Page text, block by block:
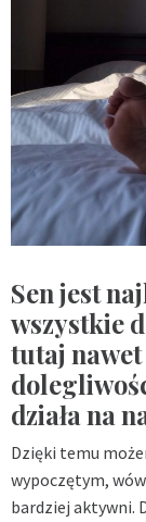
Sen jest
wszystkie
tutaj nawet
działa na
Dzięki temu
wypoczętym,
bardziej aktywni.